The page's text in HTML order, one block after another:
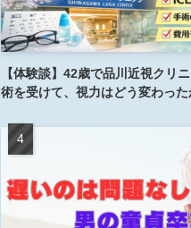
【体験談】42歳で品川近視クリ
術を受けて、視力はどう変わった